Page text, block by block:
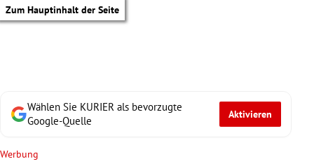
Zum Hauptinhalt der Seite
Wählen Sie KURIER als bevorzugte
Google-Quelle
Aktivieren
Werbung